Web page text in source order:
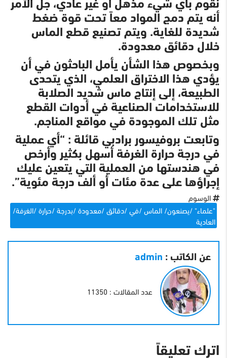
أنه يتم دمج المواد معاً تحت قوة ضغط
شديدة للغاية. ويتم تصنيع قطع الماس
خلال دقائق معدودة.
وبخصوص هذا الشأن يأمل الباحثون في أن
يؤدي هذا الاختراق العلمي، الذي يتحدى
الطبيعة، إلى إنتاج ماس شديد الصلابة
للاستخدامات الصناعية في أدوات القطع
مثل تلك الموجودة في مواقع المناجم.
وتابعت بروفيسور برادبي قائلة : “أي عملية
في درجة حرارة الغرفة أسهل بكثير وأرخص
في هندستها من العملية التي يتعين عليك
إجراؤها على عدة مئات أو ألف درجة مئوية”.
الوسوم
"علماء" /يصنعون/ الماس /في /دقائق /معدودة /بدرجة /حرارة /الغرفة/
العادية
عن الكاتب : admin
عدد المقالات : 11350
اترك تعليقاً